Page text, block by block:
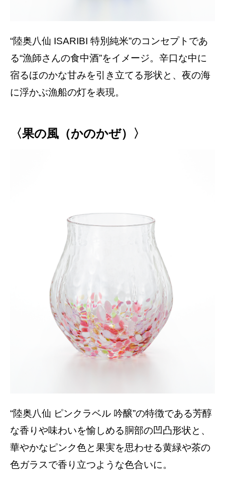
“陸奥八仙 ISARIBI 特別純米”のコンセプトであ
る“漁師さんの食中酒”をイメージ。辛口な中に
宿るほのかな甘みを引き立てる形状と、夜の海
に浮かぶ漁船の灯を表現。
〈果の風（かのかぜ）〉
“陸奥八仙 ピンクラベル 吟醸”の特徴である芳醇
な香りや味わいを愉しめる胴部の凹凸形状と、
華やかなピンク色と果実を思わせる黄緑や茶の
色ガラスで香り立つような色合いに。